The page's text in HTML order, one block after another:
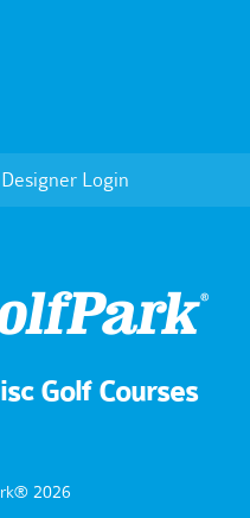
Designer Login
Golf Courses
2026